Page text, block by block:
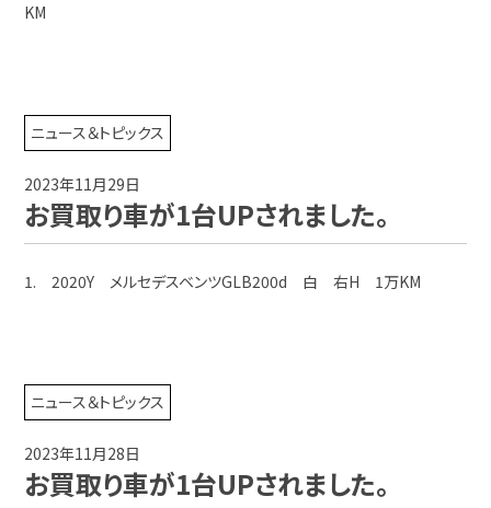
KM
ニュース＆トピックス
2023年11月29日
お買取り車が1台UPされました。
1. 2020Y メルセデスベンツGLB200d 白 右H 1万KM
ニュース＆トピックス
2023年11月28日
お買取り車が1台UPされました。